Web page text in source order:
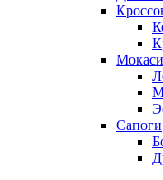
Сапоги